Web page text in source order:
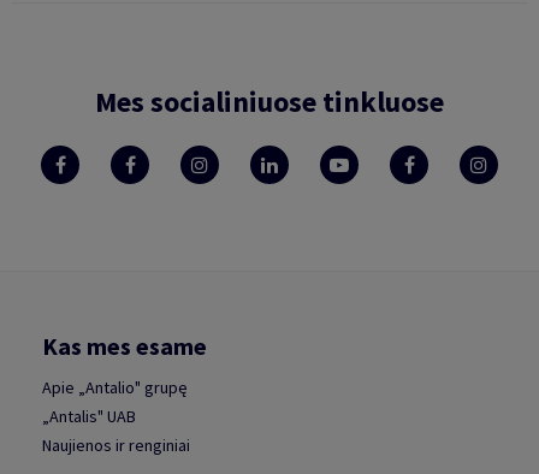
Mes socialiniuose tinkluose
Kas mes esame
Apie „Antalio" grupę
„Antalis" UAB
Naujienos ir renginiai